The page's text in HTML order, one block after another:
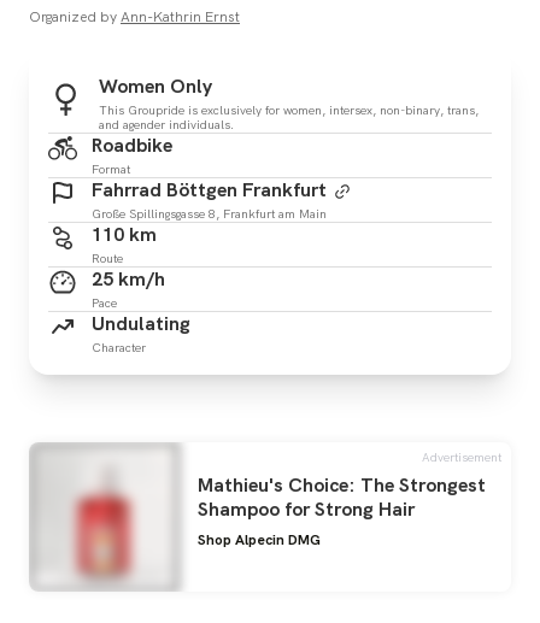
Organized byAnn-Kathrin Ernst
Women Only
This Groupride is exclusively for women, intersex, non-binary, trans,
and agender individuals.
Roadbike
Format
Fahrrad Böttgen Frankfurt
Große Spillingsgasse 8, Frankfurt am Main
110 km
Route
25 km/h
Pace
Undulating
Character
Advertisement
Mathieu's Choice: The Strongest
Shampoo for Strong Hair
Shop Alpecin DMG